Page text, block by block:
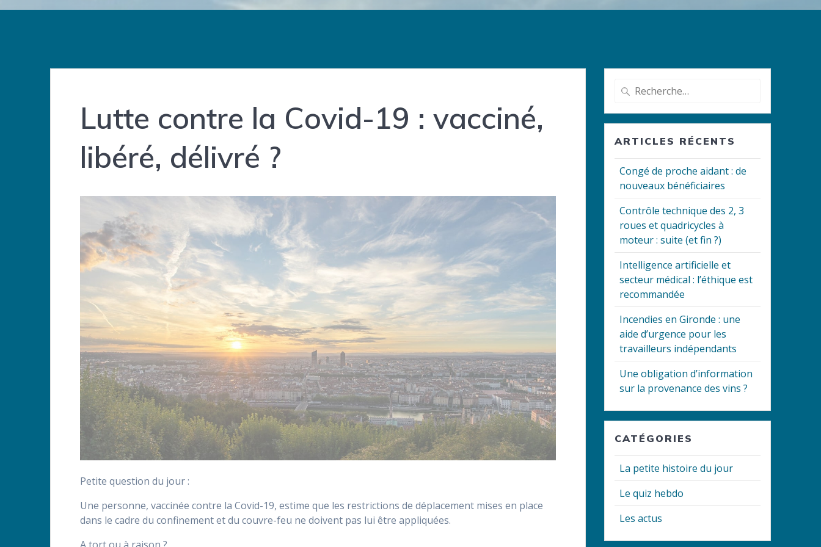
Lutte contre la Covid-19 : vacciné,
libéré, délivré ?
Petite question du jour :
Une personne, vaccinée contre la Covid-19, estime que les restrictions de déplacement mises en place
dans le cadre du confinement et du couvre-feu ne doivent pas lui être appliquées.
Recherche
:
ARTICLES RÉCENTS
Congé de proche aidant : de
nouveaux bénéficiaires
Contrôle technique des 2, 3
roues et quadricycles à
moteur : suite (et fin ?)
Intelligence artificielle et
secteur médical : l’éthique est
recommandée
Incendies en Gironde : une
aide d’urgence pour les
travailleurs indépendants
Une obligation d’information
sur la provenance des vins ?
CATÉGORIES
La petite histoire du jour
Le quiz hebdo
Les actus